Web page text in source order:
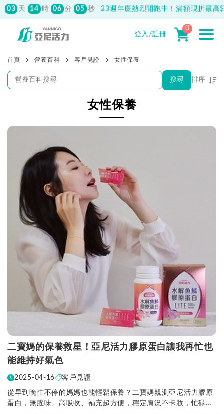
先付款滿800元免運！註冊會員最高獲 150元抵用券
登入/註冊
0
首頁 營養百科 客戶見證 女性保養
搜尋 排序
女性保養
二寶媽的保養救星！亞尼活力膠原蛋白讓我再忙也
能維持好氣色
2025-04-16 客戶見證
從早到晚忙不停的媽媽也能輕鬆保養？二寶媽親測亞尼活力膠原
蛋白，無腥味、高吸收、補充超方便，穩定膚況不卡妝，忙碌媽